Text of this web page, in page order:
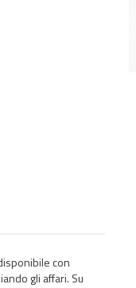
con
gli affari. Su